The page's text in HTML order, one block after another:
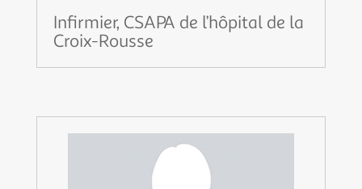
Infirmier, CSAPA de l’hôpital de la
Croix-Rousse